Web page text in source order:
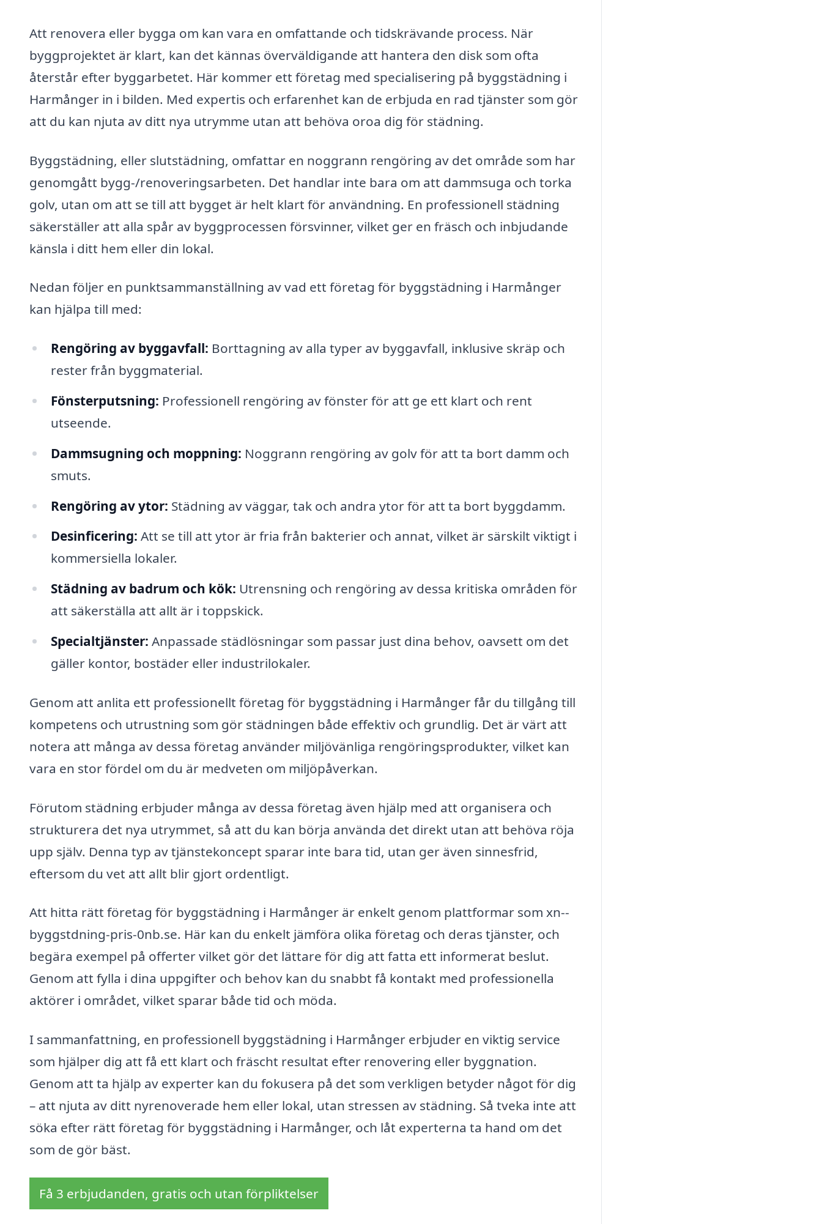
Att renovera eller bygga om kan vara en omfattande och tidskrävande process. När
byggprojektet är klart, kan det kännas överväldigande att hantera den disk som ofta
återstår efter byggarbetet. Här kommer ett företag med specialisering på byggstädning i
Harmånger in i bilden. Med expertis och erfarenhet kan de erbjuda en rad tjänster som gör
att du kan njuta av ditt nya utrymme utan att behöva oroa dig för städning.
Byggstädning, eller slutstädning, omfattar en noggrann rengöring av det område som har
genomgått bygg-/renoveringsarbeten. Det handlar inte bara om att dammsuga och torka
golv, utan om att se till att bygget är helt klart för användning. En professionell städning
säkerställer att alla spår av byggprocessen försvinner, vilket ger en fräsch och inbjudande
känsla i ditt hem eller din lokal.
Nedan följer en punktsammanställning av vad ett företag för byggstädning i Harmånger
kan hjälpa till med:
Rengöring av byggavfall: Borttagning av alla typer av byggavfall, inklusive skräp och
rester från byggmaterial.
Fönsterputsning: Professionell rengöring av fönster för att ge ett klart och rent
utseende.
Dammsugning och moppning: Noggrann rengöring av golv för att ta bort damm och
smuts.
Rengöring av ytor: Städning av väggar, tak och andra ytor för att ta bort byggdamm.
Desinficering: Att se till att ytor är fria från bakterier och annat, vilket är särskilt viktigt i
kommersiella lokaler.
Städning av badrum och kök: Utrensning och rengöring av dessa kritiska områden för
att säkerställa att allt är i toppskick.
Specialtjänster: Anpassade städlösningar som passar just dina behov, oavsett om det
gäller kontor, bostäder eller industrilokaler.
Genom att anlita ett professionellt företag för byggstädning i Harmånger får du tillgång till
kompetens och utrustning som gör städningen både effektiv och grundlig. Det är värt att
notera att många av dessa företag använder miljövänliga rengöringsprodukter, vilket kan
vara en stor fördel om du är medveten om miljöpåverkan.
Förutom städning erbjuder många av dessa företag även hjälp med att organisera och
strukturera det nya utrymmet, så att du kan börja använda det direkt utan att behöva röja
upp själv. Denna typ av tjänstekoncept sparar inte bara tid, utan ger även sinnesfrid,
eftersom du vet att allt blir gjort ordentligt.
Att hitta rätt företag för byggstädning i Harmånger är enkelt genom plattformar som xn--
byggstdning-pris-0nb.se. Här kan du enkelt jämföra olika företag och deras tjänster, och
begära exempel på offerter vilket gör det lättare för dig att fatta ett informerat beslut.
Genom att fylla i dina uppgifter och behov kan du snabbt få kontakt med professionella
aktörer i området, vilket sparar både tid och möda.
I sammanfattning, en professionell byggstädning i Harmånger erbjuder en viktig service
som hjälper dig att få ett klart och fräscht resultat efter renovering eller byggnation.
Genom att ta hjälp av experter kan du fokusera på det som verkligen betyder något för dig
– att njuta av ditt nyrenoverade hem eller lokal, utan stressen av städning. Så tveka inte att
söka efter rätt företag för byggstädning i Harmånger, och låt experterna ta hand om det
som de gör bäst.
Få 3 erbjudanden, gratis och utan förpliktelser